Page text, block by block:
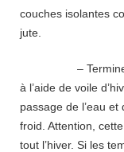
couches isolantes
jute.
– Terminez par
à l’aide de voile
passage de l’eau
froid. Attention,
tout l’hiver. Si les